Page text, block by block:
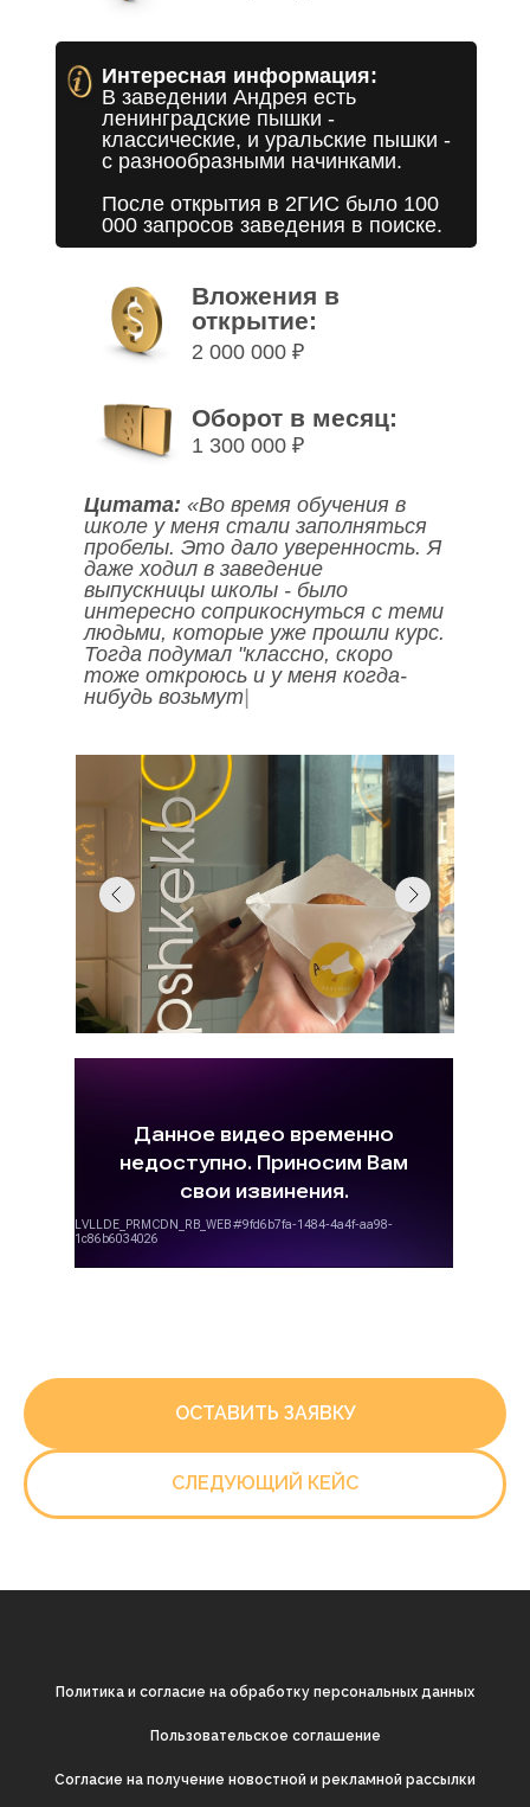
Вложения в
открытие:
2 000 000 ₽
Цитата: «Во время обучения в
школе у меня стали заполняться
пробелы. Это дало уверенность. Я
даже ходил в заведение
выпускницы школы - было
интересно соприкоснуться с теми
людьми, которые уже прошли курс.
Тогда подумал "классно, скоро
тоже откроюсь и у меня когда-
нибудь воз|
Интересная информация:
В заведении Андрея есть
ленинградские пышки -
классические, и уральские пышки -
с разнообразными начинками.
После открытия в 2ГИС было 100
000 запросов заведения в поиске.
Оборот в месяц:
1 300 000 ₽
ОСТАВИТЬ ЗАЯВКУ
СЛЕДУЮЩИЙ КЕЙС
Политика и согласие на обработку персональных данных
Пользовательское соглашение
Согласие на получение новостной и рекламной рассылки